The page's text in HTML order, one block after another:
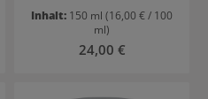
Inhalt: 150 ml (16,00 € / 100
ml)
Regulärer Preis:
24,00 €